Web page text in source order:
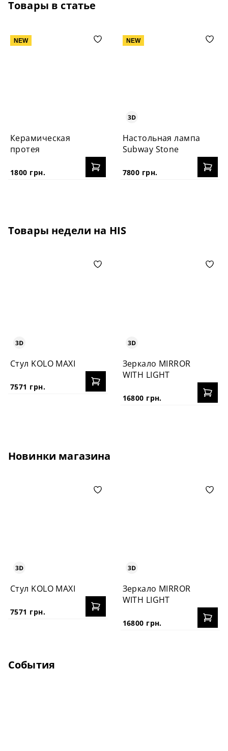
Товары в статье
NEW
Керамическая
протея
1800 грн.
NEW
Настольная лампа
Subway Stone
7800 грн.
Товары недели на HIS
Стул KOLO MAXI
7571 грн.
Зеркало MIRROR
WITH LIGHT
16800 грн.
Новинки магазина
Стул KOLO MAXI
7571 грн.
Зеркало MIRROR
WITH LIGHT
16800 грн.
События